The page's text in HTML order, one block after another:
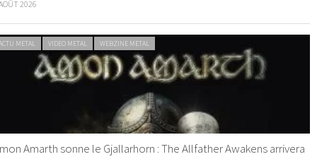
2026
METAL VIDEO METAL WEBZINE METAL
Amarth sonne le Gjallarhorn : The Allfather Awakens arrivera